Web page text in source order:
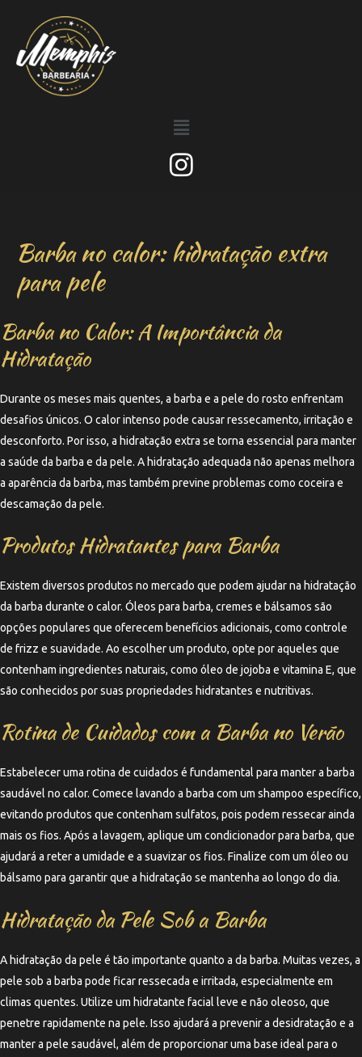
Barba no calor: hidratação extra
para pele
Barba no Calor: A Importância da
Hidratação
Durante os meses mais quentes, a barba e a pele do rosto enfrentam
desafios únicos. O calor intenso pode causar ressecamento, irritação e
desconforto. Por isso, a hidratação extra se torna essencial para manter
a saúde da barba e da pele. A hidratação adequada não apenas melhora
a aparência da barba, mas também previne problemas como coceira e
descamação da pele.
Produtos Hidratantes para Barba
Existem diversos produtos no mercado que podem ajudar na hidratação
da barba durante o calor. Óleos para barba, cremes e bálsamos são
opções populares que oferecem benefícios adicionais, como controle
de frizz e suavidade. Ao escolher um produto, opte por aqueles que
contenham ingredientes naturais, como óleo de jojoba e vitamina E, que
são conhecidos por suas propriedades hidratantes e nutritivas.
Rotina de Cuidados com a Barba no Verão
Estabelecer uma rotina de cuidados é fundamental para manter a barba
saudável no calor. Comece lavando a barba com um shampoo específico,
evitando produtos que contenham sulfatos, pois podem ressecar ainda
mais os fios. Após a lavagem, aplique um condicionador para barba, que
ajudará a reter a umidade e a suavizar os fios. Finalize com um óleo ou
bálsamo para garantir que a hidratação se mantenha ao longo do dia.
Hidratação da Pele Sob a Barba
A hidratação da pele é tão importante quanto a da barba. Muitas vezes, a
pele sob a barba pode ficar ressecada e irritada, especialmente em
climas quentes. Utilize um hidratante facial leve e não oleoso, que
penetre rapidamente na pele. Isso ajudará a prevenir a desidratação e a
manter a pele saudável, além de proporcionar uma base ideal para o